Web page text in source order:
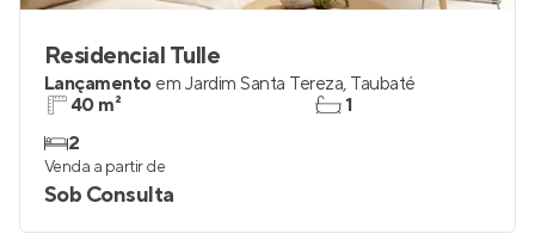
Residencial Tulle
Lançamento em Jardim Santa Tereza, Taubaté
40 m²
2
1
Venda a partir de
Sob Consulta